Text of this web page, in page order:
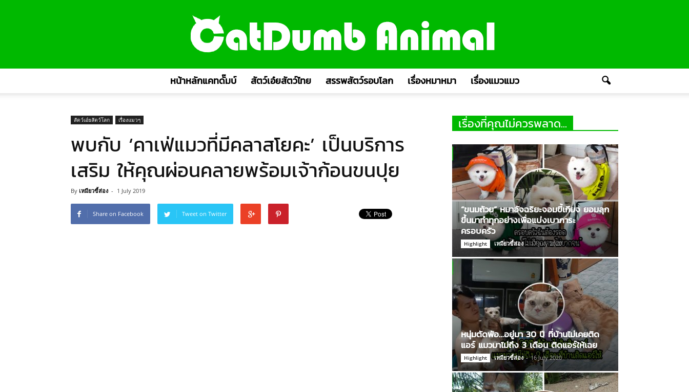
หน้าหลักแคทดั๊มบ์ สัตว์เอ๋ยสัตว์ไทย สรรพสัตว์รอบโลก เรื่องหมาหมา เรื่องแมวแมว
สัตว์เอ๋ยสัตว์โลก เรื่องแมวๆ
พบกับ ‘คาเฟ่แมวที่มีคลาสโยคะ’ เป็นบริการ
เสริม ให้คุณผ่อนคลายพร้อมเจ้าก้อนขนปุย
By เหมียวขี้ส่อง - 1 July 2019
Share on Facebook Tweet on Twitter
เรื่องที่คุณไม่ควรพลาด...
“ขนมถ้วย” หมาอัจฉริยะจอมขี้เกียจ ยอมลุก
ขึ้นมาทำทุกอย่างเพื่อแบ่งเบาภาระ
ครอบครัว
Highlight เหมียวขี้ส่อง - 17 July 2020
หนุ่มตัดพ้อ…อยู่มา 30 ปี ที่บ้านไม่เคยติด
แอร์ แมวมาไม่ถึง 3 เดือน ติดแอร์ให้เฉย
Highlight เหมียวขี้ส่อง - 16 July 2020